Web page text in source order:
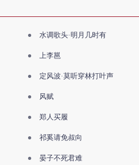
水调歌头·明月几时有
上李邕
定风波·莫听穿林打叶声
风赋
郑人买履
祁奚请免叔向
晏子不死君难